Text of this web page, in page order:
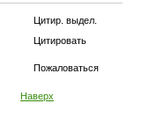
Цитир. выдел.
Цитировать
Пожаловаться
Наверх